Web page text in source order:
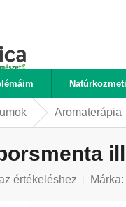
Aromaterápia
értékeléshez Márka: